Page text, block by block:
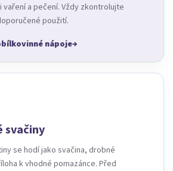
a pečení. Vždy zkontrolujte
použití.
nápoje
svačiny
se hodí jako svačina, drobné
k vhodné pomazánce. Před